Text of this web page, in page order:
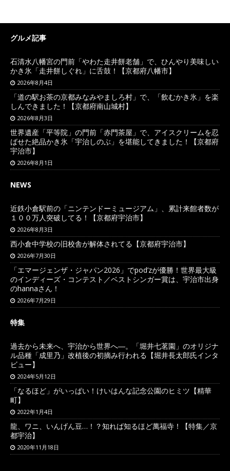
グルメ記事
石清水八幡宮の門前「やわた走井餅老舗」で、ひんやり美味しい
かき氷「走井餅しぐれ」に舌鼓！【京都府八幡市】
2026年8月4日
「道の駅お茶の京都みなみやましろ村」で、「飲むかき氷」を楽
しんできました！【京都府南山城村】
2026年8月3日
世界遺産「平等院」の門前「赤門茶屋」で、アイスクリームを忍
ばせた絶品かき氷「宇治しのぶ」を堪能してきました！【京都府
宇治市】
2026年8月1日
NEWS
近鉄小倉駅前の「ニンテンドーミュージアム」、累計来館者数が
１００万人突破してる！【京都府宇治市】
2026年8月3日
西小倉中学校の旧校舎が解体されてる【京都府宇治市】
2026年7月30日
「エマージェンザ・ジャパン2026」でpod’zが優勝！世界最大級
のインディーズ・コンテスト／ベストシンガー賞は、宇治市出身
のhannaさん！
2026年7月29日
特集
過去から未来へ、宇治から世界へ―。「堀井七茗園」のオリジナ
ル品種「成里乃」改植後の初摘み行われる【堀井長太郎氏インタ
ビュー】
2024年5月12日
「なるほど」がいっぱい！けいはんな記念公園のヒミツ【精華
町】
2022年1月4日
龍、ワニ、いんげん豆…！？知れば知るほど萬福寺！【特集／京
都宇治】
2020年11月18日